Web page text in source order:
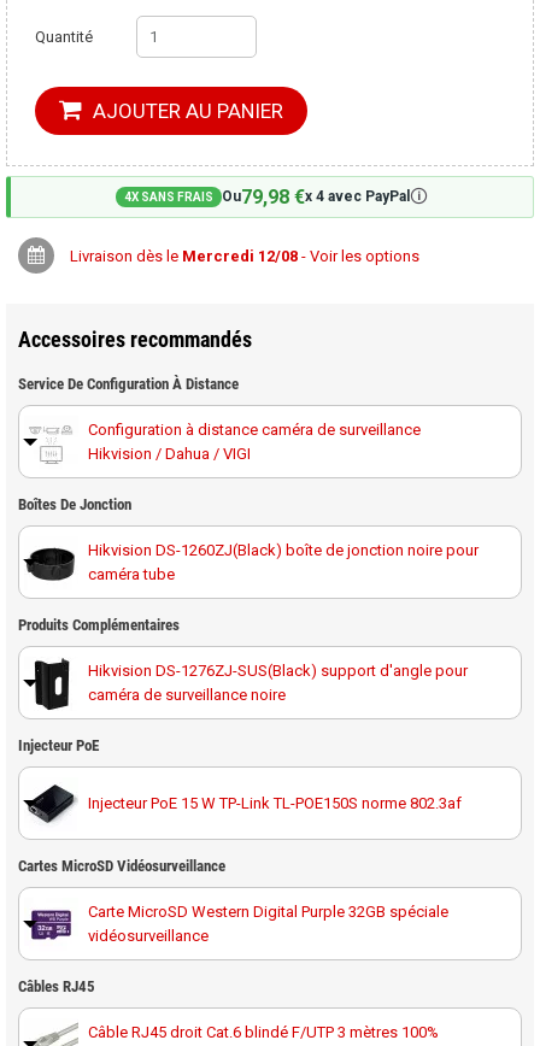
Quantité
AJOUTER AU PANIER
4X SANS FRAIS Ou79,98 €x 4 avec PayPal 🛈
Livraison dès le Mercredi 12/08 - Voir les options
Accessoires recommandés
Service De Configuration À Distance
Configuration à distance caméra de surveillance
Hikvision / Dahua / VIGI
Boîtes De Jonction
Hikvision DS-1260ZJ(Black) boîte de jonction noire pour
caméra tube
Produits Complémentaires
Hikvision DS-1276ZJ-SUS(Black) support d'angle pour
caméra de surveillance noire
Hikvision DS-1275ZJ-SUS(Black) support caméra
poteau noir
Injecteur PoE
Injecteur PoE 15 W TP-Link TL-POE150S norme 802.3af
Cartes MicroSD Vidéosurveillance
Carte MicroSD Western Digital Purple 32GB spéciale
vidéosurveillance
Carte MicroSD Western Digital Purple 64GB spéciale
vidéosurveillance
Câbles RJ45
Câble RJ45 droit Cat.6 blindé F/UTP 3 mètres 100%